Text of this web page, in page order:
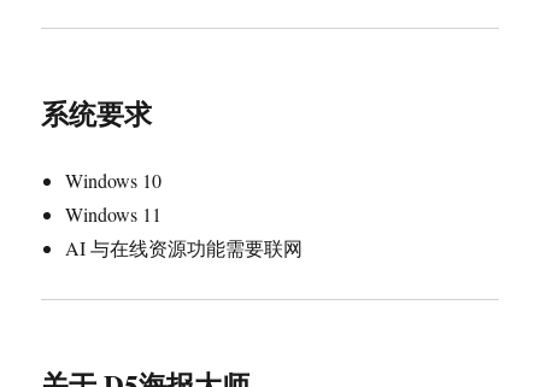
系统要求
Windows 10
Windows 11
AI 与在线资源功能需要联网